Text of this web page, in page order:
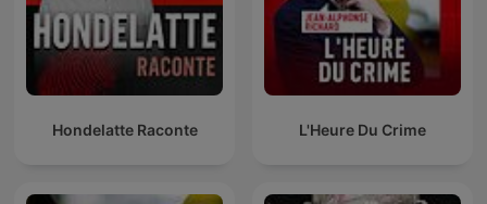
Hondelatte Raconte L'Heure Du Crime